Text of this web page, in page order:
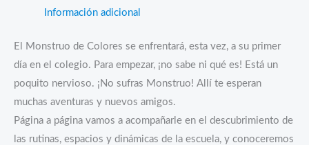
Información adicional
El Monstruo de Colores se enfrentará, esta vez, a su primer
día en el colegio. Para empezar, ¡no sabe ni qué es! Está un
poquito nervioso. ¡No sufras Monstruo! Allí te esperan
muchas aventuras y nuevos amigos.
Página a página vamos a acompañarle en el descubrimiento de
las rutinas, espacios y dinámicas de la escuela, y conoceremos